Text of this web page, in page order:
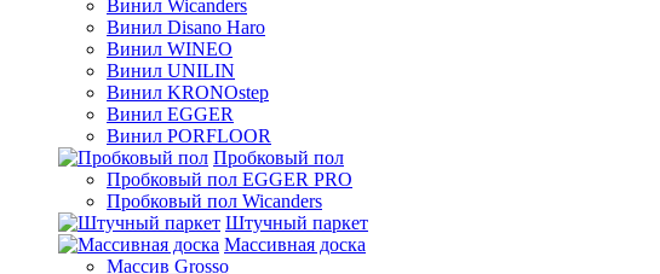
Винил Wicanders
Винил Disano Haro
Винил WINEO
Винил UNILIN
Винил KRONOstep
Винил EGGER
Винил PORFLOOR
Пробковый пол
Пробковый пол EGGER PRO
Пробковый пол Wicanders
Штучный паркет
Массивная доска
Массив Grosso